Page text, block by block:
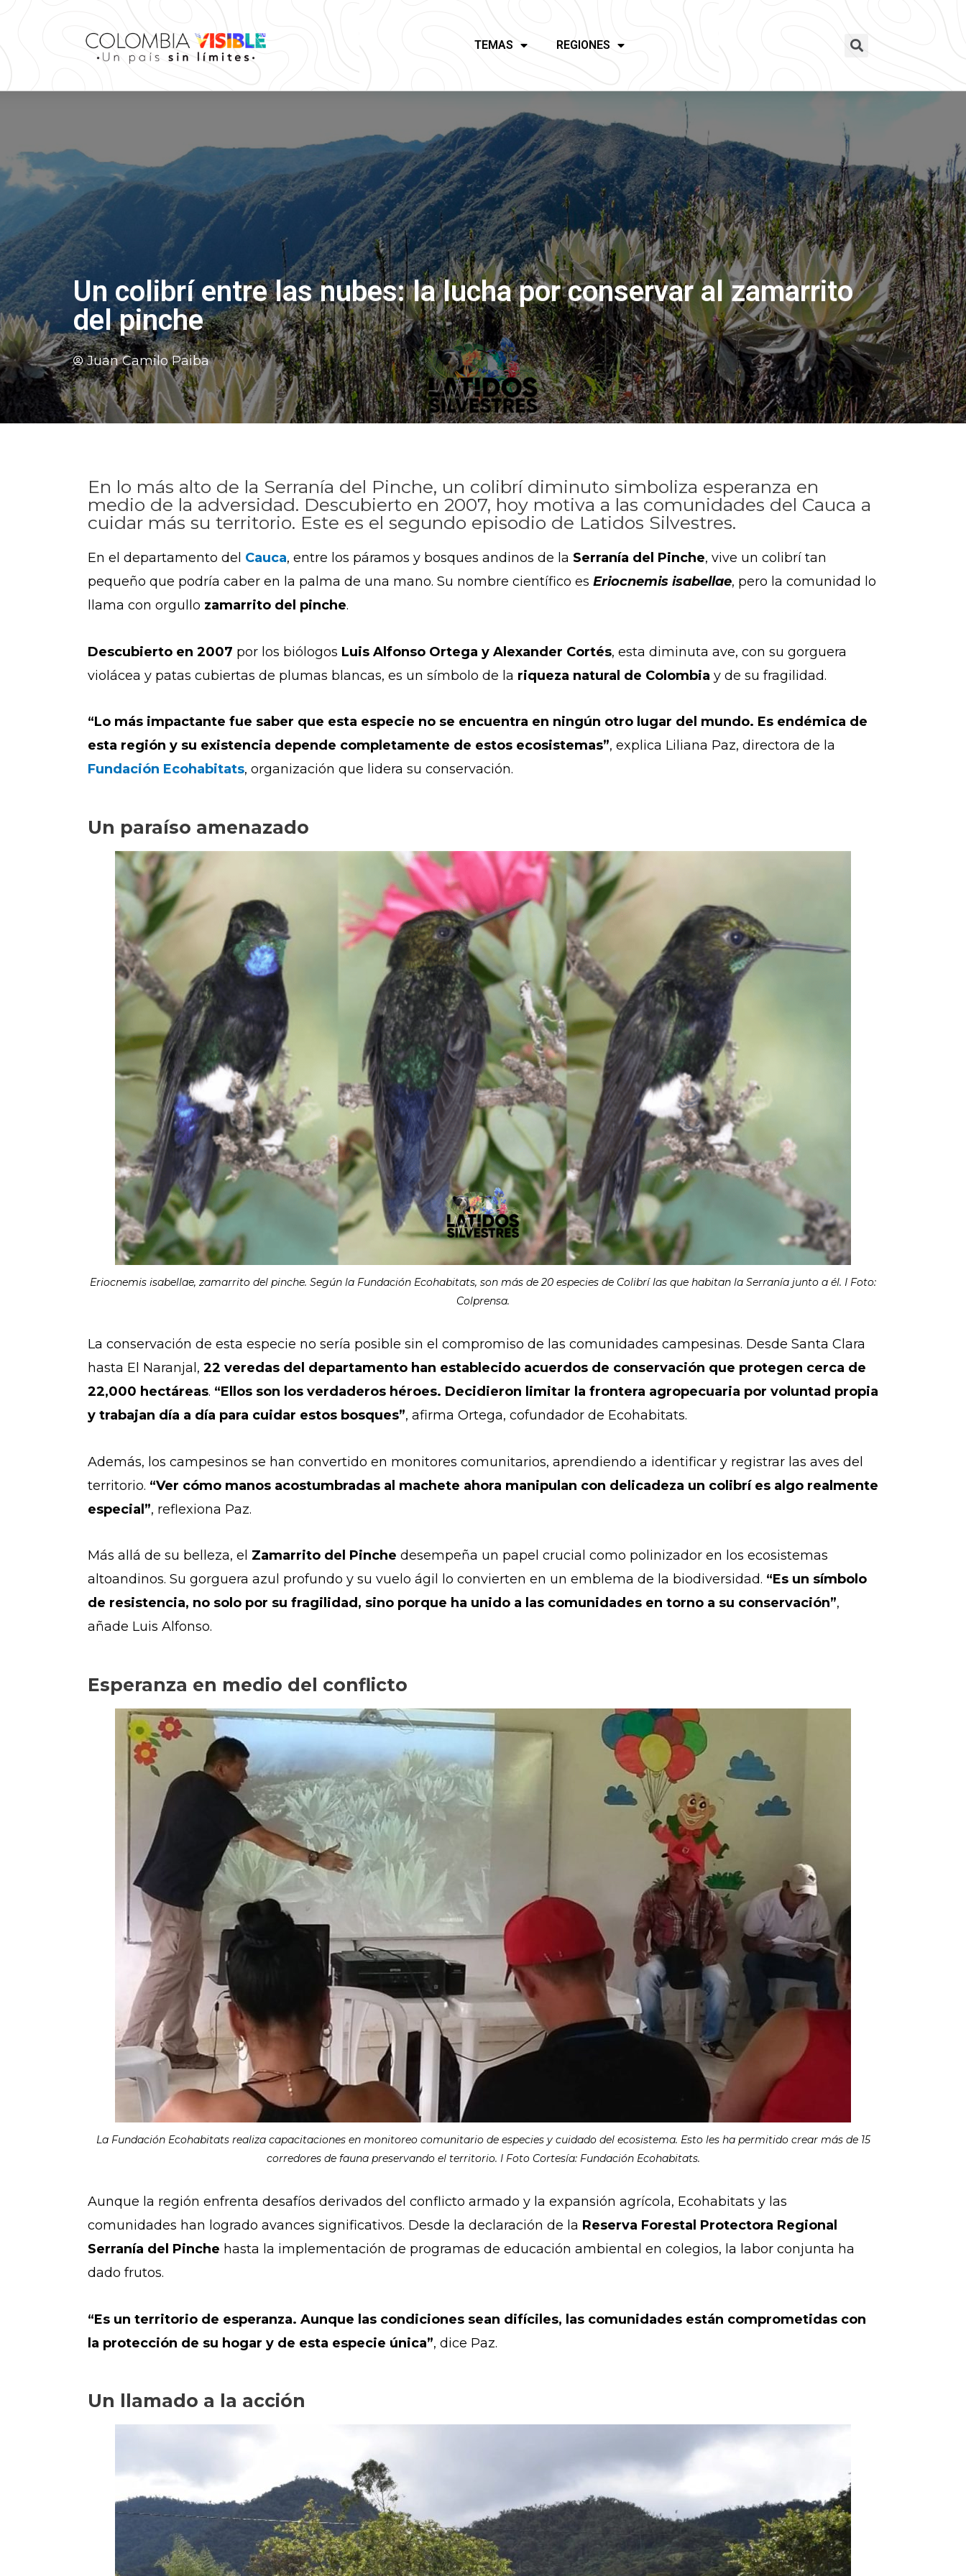
TEMAS REGIONES
Un colibrí entre las nubes: la lucha por conservar al zamarrito
del pinche
Juan Camilo Paiba
En lo más alto de la Serranía del Pinche, un colibrí diminuto simboliza esperanza en
medio de la adversidad. Descubierto en 2007, hoy motiva a las comunidades del Cauca a
cuidar más su territorio. Este es el segundo episodio de Latidos Silvestres.
En el departamento del Cauca, entre los páramos y bosques andinos de la Serranía del Pinche, vive un colibrí tan
pequeño que podría caber en la palma de una mano. Su nombre científico es Eriocnemis isabellae, pero la comunidad lo
llama con orgullo zamarrito del pinche.
Descubierto en 2007 por los biólogos Luis Alfonso Ortega y Alexander Cortés, esta diminuta ave, con su gorguera
violácea y patas cubiertas de plumas blancas, es un símbolo de la riqueza natural de Colombia y de su fragilidad.
“Lo más impactante fue saber que esta especie no se encuentra en ningún otro lugar del mundo. Es endémica de
esta región y su existencia depende completamente de estos ecosistemas”, explica Liliana Paz, directora de la
Fundación Ecohabitats, organización que lidera su conservación.
Un paraíso amenazado
Eriocnemis isabellae, zamarrito del pinche. Según la Fundación Ecohabitats, son más de 20 especies de Colibrí las que habitan la Serranía junto a él. I Foto:
Colprensa.
La conservación de esta especie no sería posible sin el compromiso de las comunidades campesinas. Desde Santa Clara
hasta El Naranjal, 22 veredas del departamento han establecido acuerdos de conservación que protegen cerca de
22,000 hectáreas. “Ellos son los verdaderos héroes. Decidieron limitar la frontera agropecuaria por voluntad propia
y trabajan día a día para cuidar estos bosques”, afirma Ortega, cofundador de Ecohabitats.
Además, los campesinos se han convertido en monitores comunitarios, aprendiendo a identificar y registrar las aves del
territorio. “Ver cómo manos acostumbradas al machete ahora manipulan con delicadeza un colibrí es algo realmente
especial”, reflexiona Paz.
Más allá de su belleza, el Zamarrito del Pinche desempeña un papel crucial como polinizador en los ecosistemas
altoandinos. Su gorguera azul profundo y su vuelo ágil lo convierten en un emblema de la biodiversidad. “Es un símbolo
de resistencia, no solo por su fragilidad, sino porque ha unido a las comunidades en torno a su conservación”,
añade Luis Alfonso.
Esperanza en medio del conflicto
La Fundación Ecohabitats realiza capacitaciones en monitoreo comunitario de especies y cuidado del ecosistema. Esto les ha permitido crear más de 15
corredores de fauna preservando el territorio. I Foto Cortesía: Fundación Ecohabitats.
Aunque la región enfrenta desafíos derivados del conflicto armado y la expansión agrícola, Ecohabitats y las
comunidades han logrado avances significativos. Desde la declaración de la Reserva Forestal Protectora Regional
Serranía del Pinche hasta la implementación de programas de educación ambiental en colegios, la labor conjunta ha
dado frutos.
“Es un territorio de esperanza. Aunque las condiciones sean difíciles, las comunidades están comprometidas con
la protección de su hogar y de esta especie única”, dice Paz.
Un llamado a la acción